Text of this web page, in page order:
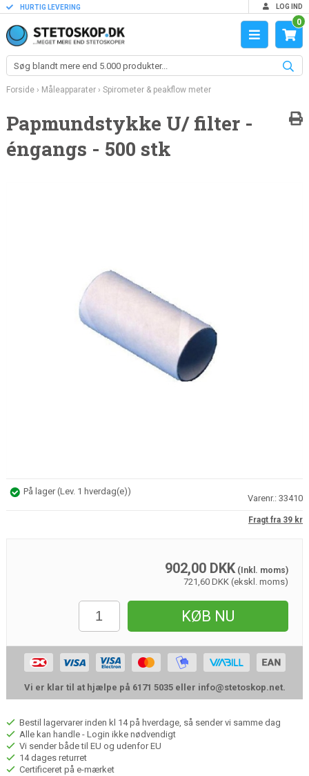
HURTIG LEVERING LOG IND
0
Forside› Måleapparater› Spirometer & peakflow meter
Papmundstykke U/ filter -
éngangs - 500 stk
På lager(Lev. 1 hverdag(e))
Varenr.:33410
Fragt fra 39 kr
902,00 DKK(Inkl. moms)
721,60 DKK (ekskl. moms)
KØB NU
Vi er klar til at hjælpe på 6171 5035 eller info@stetoskop.net.
Bestil lagervarer inden kl 14 på hverdage, så sender vi samme dag
Alle kan handle - Login ikke nødvendigt
Vi sender både til EU og udenfor EU
14 dages returret
Certificeret på e-mærket